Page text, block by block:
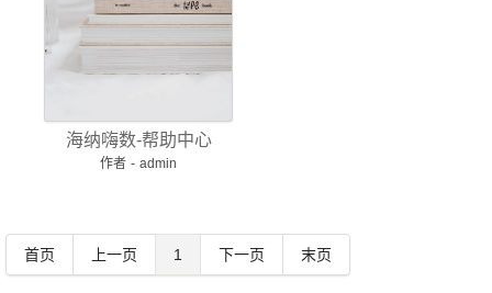
海纳嗨数-帮助中心
作者 - admin
首页 上一页 1 下一页 末页